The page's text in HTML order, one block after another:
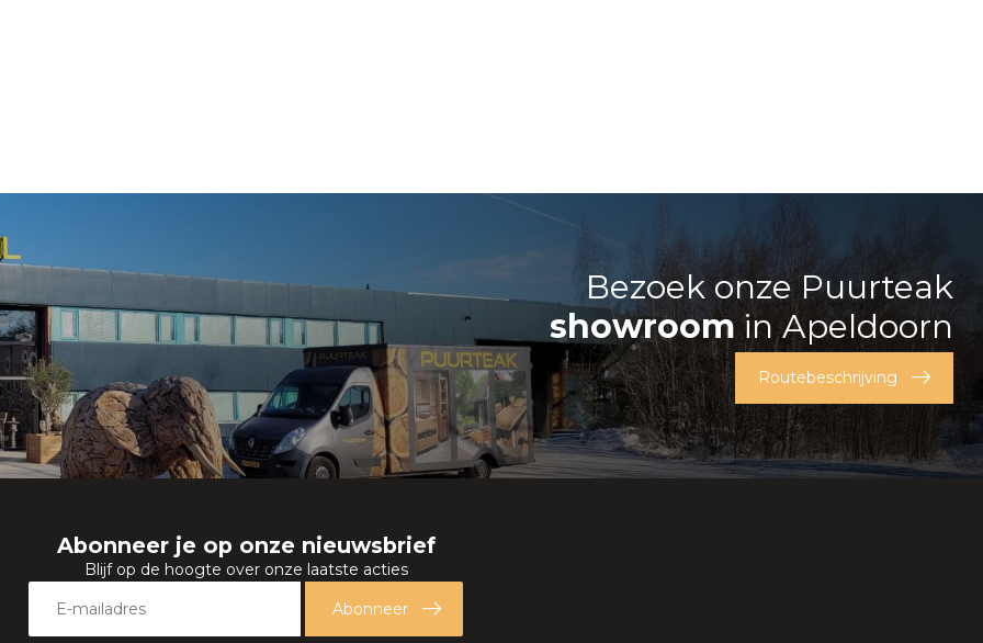
Bezoek onze Puurteak
showroomin Apeldoorn
Routebeschrijving
Abonneer je op onze nieuwsbrief
Blijf op de hoogte over onze laatste acties
Abonneer